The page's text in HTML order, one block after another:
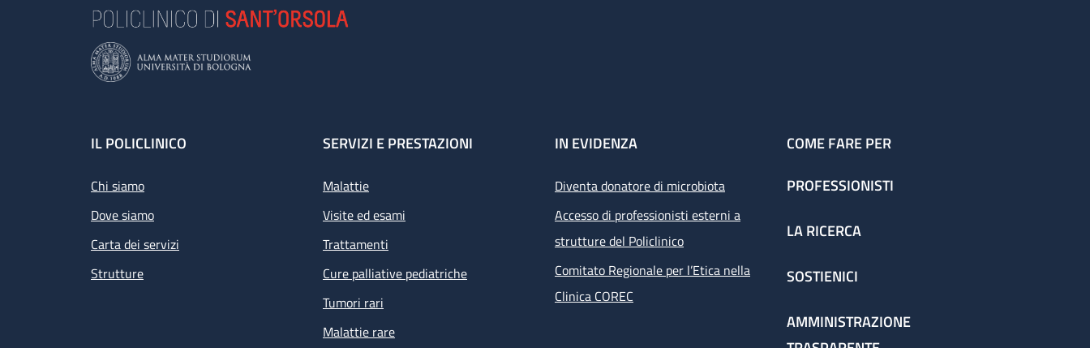
Footer
IL POLICLINICO
Chi siamo
Dove siamo
Carta dei servizi
Strutture
SERVIZI E PRESTAZIONI
Malattie
Visite ed esami
Trattamenti
Cure palliative pediatriche
Tumori rari
Malattie rare
IN EVIDENZA
Diventa donatore di microbiota
Accesso di professionisti esterni a
strutture del Policlinico
Comitato Regionale per l’Etica nella
Clinica COREC
COME FARE PER
PROFESSIONISTI
LA RICERCA
SOSTIENICI
AMMINISTRAZIONE